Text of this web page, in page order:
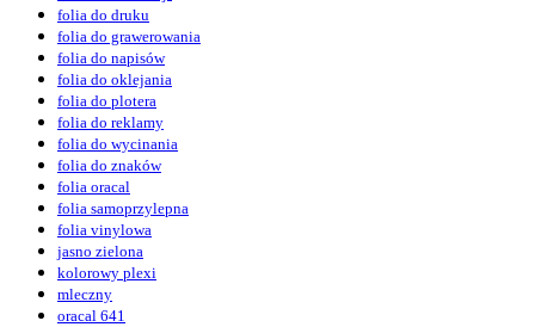
folia do druku
folia do grawerowania
folia do napisów
folia do oklejania
folia do plotera
folia do reklamy
folia do wycinania
folia do znaków
folia oracal
folia samoprzylepna
folia vinylowa
jasno zielona
kolorowy plexi
mleczny
oracal 641